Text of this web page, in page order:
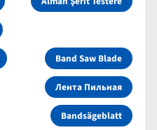
Band Saw Blade
Лента Пильная
Bandsägeblatt